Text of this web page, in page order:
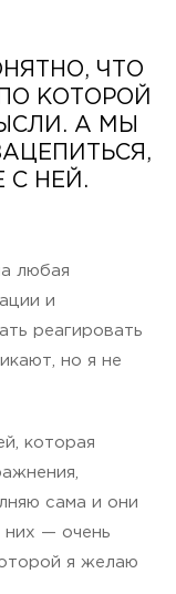
ЧТО
КОТОРОЙ
А МЫ
С НЕЙ.
любая
и
реагировать
но я не
которая
сама и они
них — очень
я желаю